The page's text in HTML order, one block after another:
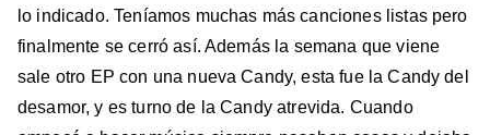
lo indicado. Teníamos muchas más canciones listas pero
finalmente se cerró así. Además la semana que viene
sale otro EP con una nueva Candy, esta fue la Candy del
desamor, y es turno de la Candy atrevida. Cuando